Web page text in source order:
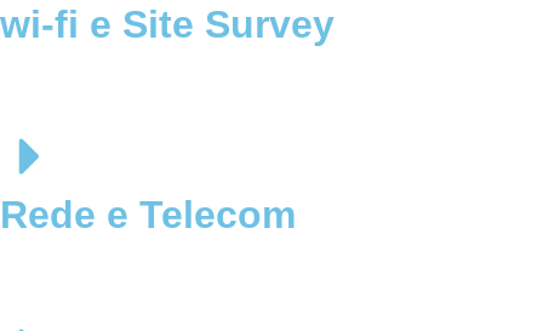
wi-fi e Site Survey
Rede e Telecom